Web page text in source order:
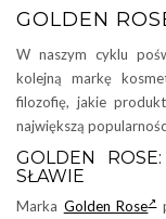
GOLDEN
W naszym cyklu
kolejną markę
filozofię, jakie
największą
GOLDEN
SŁAWIE
Marka Golden Rose